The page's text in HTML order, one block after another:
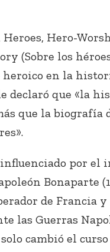
Hero-
(Sobre los
heroico en la
declaró que «la
que la biografía
por el
Bonaparte
de Francia
las Guerras
solo cambió el